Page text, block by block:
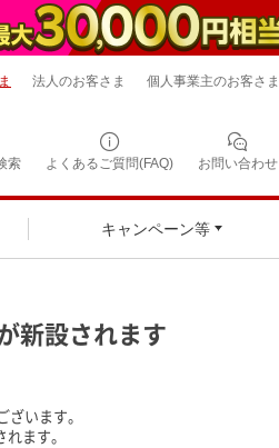
索 よくあるご質問(FAQ) お問い合わせ
キャンペーン等
法人のお客さま 個人事業主のお客さま
新設されます
います。
ます。